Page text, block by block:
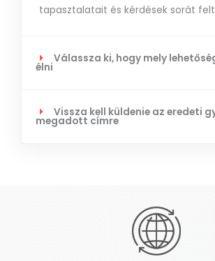
tapasztalatait és kérdések sorát
Válassza ki, hogy mely
élni
Vissza kell küldenie az eredeti
megadott címre